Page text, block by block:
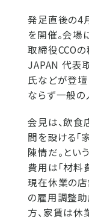
発足直後の4
を開催。会場
取締役CCO
JAPAN 代表
氏などが登壇
ならず一般の
会見は、飲
間を設ける「
陳情だ。とい
費用は「材料
現在休業の店
の雇用調整助
方、家賃は休